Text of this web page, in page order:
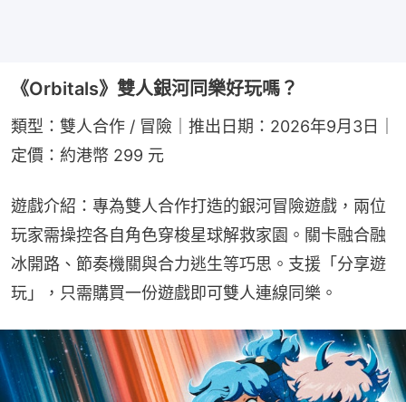
《Orbitals》雙人銀河同樂好玩嗎？
類型：雙人合作 / 冒險｜推出日期：2026年9月3日｜
定價：約港幣 299 元
遊戲介紹：專為雙人合作打造的銀河冒險遊戲，兩位
玩家需操控各自角色穿梭星球解救家園。關卡融合融
冰開路、節奏機關與合力逃生等巧思。支援「分享遊
玩」，只需購買一份遊戲即可雙人連線同樂。